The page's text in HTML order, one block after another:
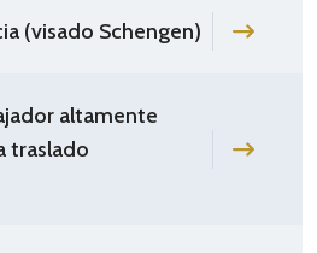
(visado Schengen)
altamente
traslado